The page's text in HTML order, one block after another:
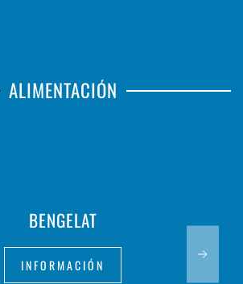
ALIMENTACIÓN
BENGELAT
INFORMACIÓN